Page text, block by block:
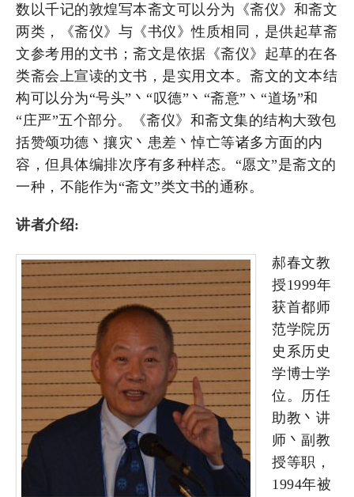
数以千记的敦煌写本斋文可以分为《斋仪》和斋文
两类，《斋仪》与《书仪》性质相同，是供起草斋
文参考用的文书；斋文是依据《斋仪》起草的在各
类斋会上宣读的文书，是实用文本。斋文的文本结
构可以分为“号头”丶“叹德”丶“斋意”丶“道场”和
“庄严”五个部分。《斋仪》和斋文集的结构大致包
括赞颂功德丶攘灾丶患差丶悼亡等诸多方面的内
容，但具体编排次序有多种样态。“愿文”是斋文的
一种，不能作为“斋文”类文书的通称。
讲者介绍:
郝春文教
授1999年
获首都师
范学院历
史系历史
学博士学
位。历任
助教丶讲
师丶副教
授等职，
1994年被